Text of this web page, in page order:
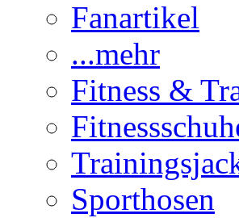
Fanartikel
...mehr
Fitness &
Sporthosen